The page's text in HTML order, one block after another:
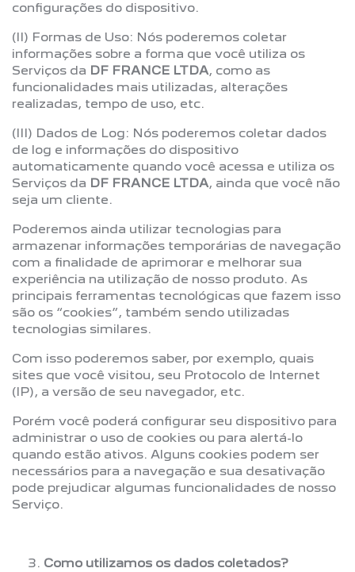
configurações do dispositivo.
(II) Formas de Uso: Nós poderemos coletar
informações sobre a forma que você utiliza os
Serviços da DF FRANCE LTDA, como as
funcionalidades mais utilizadas, alterações
realizadas, tempo de uso, etc.
(III) Dados de Log: Nós poderemos coletar dados
de log e informações do dispositivo
automaticamente quando você acessa e utiliza os
Serviços da DF FRANCE LTDA, ainda que você não
seja um cliente.
Poderemos ainda utilizar tecnologias para
armazenar informações temporárias de navegação
com a finalidade de aprimorar e melhorar sua
experiência na utilização de nosso produto. As
principais ferramentas tecnológicas que fazem isso
são os “cookies”, também sendo utilizadas
tecnologias similares.
Com isso poderemos saber, por exemplo, quais
sites que você visitou, seu Protocolo de Internet
(IP), a versão de seu navegador, etc.
Porém você poderá configurar seu dispositivo para
administrar o uso de cookies ou para alertá-lo
quando estão ativos. Alguns cookies podem ser
necessários para a navegação e sua desativação
pode prejudicar algumas funcionalidades de nosso
Serviço.
Como utilizamos os dados coletados?